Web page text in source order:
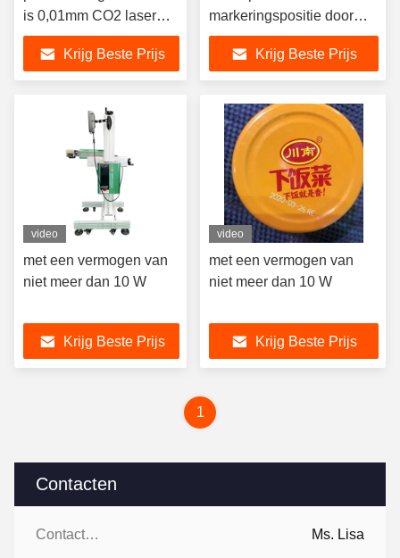
Contacten
Contacten: Ms. Lisa
is 0,01mm CO2 laser
markering machine,
markering bereik is
110×110mm
Krijg Beste Prijs
markeringspositie door
middel van
roodlichtfocuspositie
Krijg Beste Prijs
video
met een vermogen van
niet meer dan 10 W
Krijg Beste Prijs
video
met een vermogen van
niet meer dan 10 W
Krijg Beste Prijs
1